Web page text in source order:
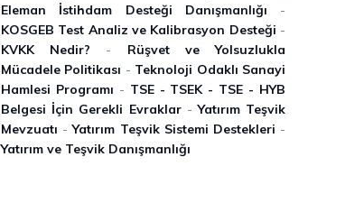
Eleman İstihdam Desteği Danışmanlığı -
KOSGEB Test Analiz ve Kalibrasyon Desteği -
KVKK Nedir? - Rüşvet ve Yolsuzlukla
Mücadele Politikası - Teknoloji Odaklı Sanayi
Hamlesi Programı - TSE - TSEK - TSE - HYB
Belgesi İçin Gerekli Evraklar-Yatırım Teşvik
Mevzuatı -Yatırım Teşvik Sistemi Destekleri -
Yatırım ve Teşvik Danışmanlığı